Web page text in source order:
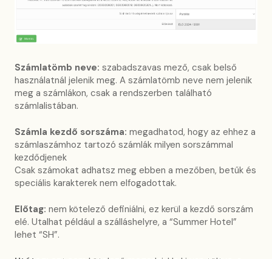
Számlatömb neve: szabadszavas mező, csak belső
használatnál jelenik meg. A számlatömb neve nem jelenik
meg a számlákon, csak a rendszerben található
számlalistában.
Számla kezdő sorszáma: megadhatod, hogy az ehhez a
számlaszámhoz tartozó számlák milyen sorszámmal
kezdődjenek
Csak számokat adhatsz meg ebben a mezőben, betűk és
speciális karakterek nem elfogadottak.
Előtag: nem kötelező definiálni, ez kerül a kezdő sorszám
elé. Utalhat például a szálláshelyre, a “Summer Hotel”
lehet “SH”.